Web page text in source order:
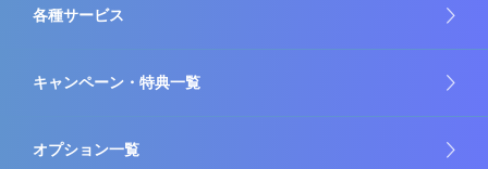
各種サービス
キャンペーン・特典一覧
オプション一覧